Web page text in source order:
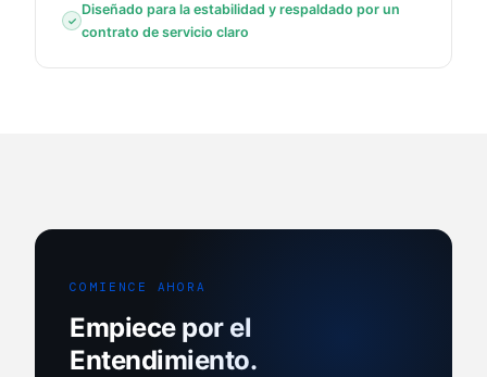
Diseñado para la estabilidad y respaldado por un
contrato de servicio claro
COMIENCE AHORA
Empiece por el
Entendimiento.